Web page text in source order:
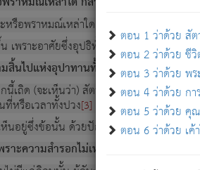
ตอน 1 ว่าด้วย สั
ตอน 2 ว่าด้วย ชี
ตอน 3 ว่าด้วย พ
ตอน 4 ว่าด้วย กา
ตอน 5 ว่าด้วย คุ
ตอน 6 ว่าด้วย เค้
รือพราหมณ์เหล่าใด กล่าวความออกไปได้จ
เพราะอาศัยซึ่งอุปธิทั้งปวง.
สิ้นไปแห่งอุปาทานทั้งปวง ความเกิดขึ้นแห่
นี้เถิด (จะเห็นว่า) สัตว์ทั้งหลายอันอวิชาห
ที่หรือเวลาทั้งปวง[3] เพื่อความมีแห่งประโ
นอยู่ซึ่งข้อนั้น ด้วยปัญญาอันชอบตามที่เป็นจ
าะความสำรอกไม่เหลือ (แห่งภพทั้งหลาย